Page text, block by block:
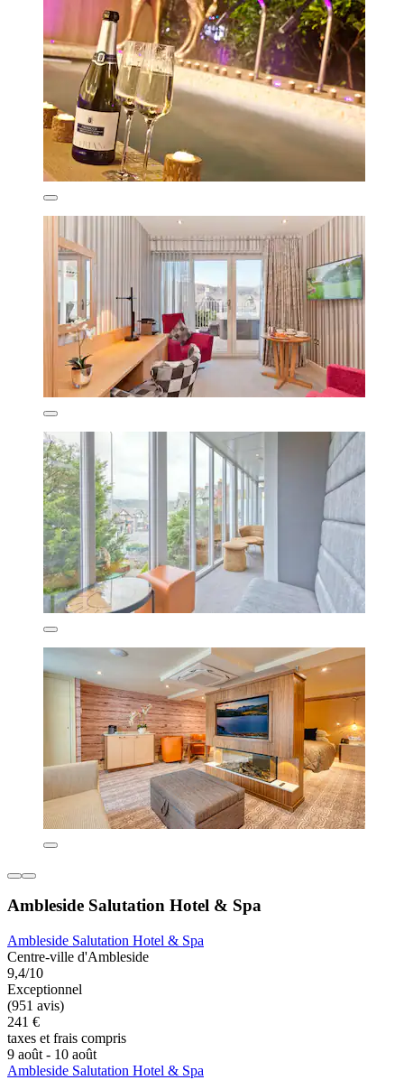
Ambleside Salutation Hotel & Spa
Ambleside Salutation Hotel & Spa
Centre-ville d'Ambleside
9,4/10
Exceptionnel
(951 avis)
241 €
taxes et frais compris
9 août - 10 août
Ambleside Salutation Hotel & Spa